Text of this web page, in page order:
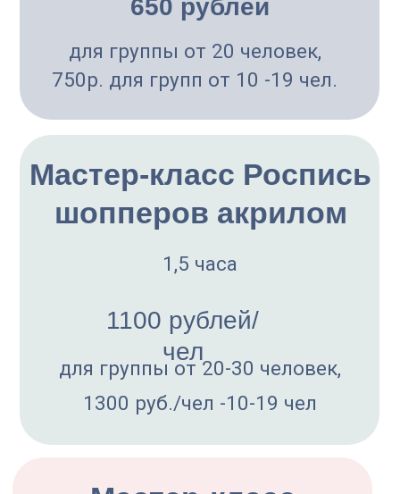
Забронировать
мероприятие и узнать
подробности можно
по телефону
+7−999−28−777−55
человек 1000 р/чел - до 10-
20 человек, 1100 - до 10